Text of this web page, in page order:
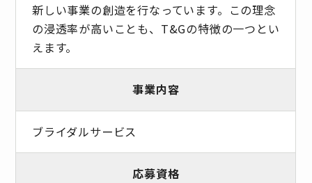
新しい事業の創造を行なっています。この理念
の浸透率が高いことも、T&Gの特徴の一つとい
えます。
事業内容
ブライダルサービス
応募資格